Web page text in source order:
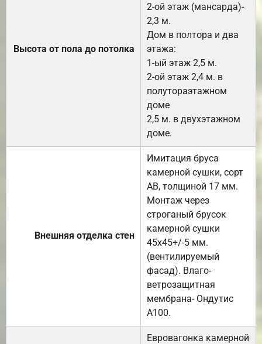
Высота от пола до потолка
2-ой этаж (мансарда)-
2,3 м.
Дом в полтора и два
этажа:
1-ый этаж 2,5 м.
2-ой этаж 2,4 м. в
полутораэтажном
доме
2,5 м. в двухэтажном
доме.
Внешняя отделка стен
Имитация бруса
камерной сушки, сорт
АВ, толщиной 17 мм.
Монтаж через
строганый брусок
камерной сушки
45х45+/-5 мм.
(вентилируемый
фасад). Влаго-
ветрозащитная
мембрана- Ондутис
А100.
Евровагонка камерной